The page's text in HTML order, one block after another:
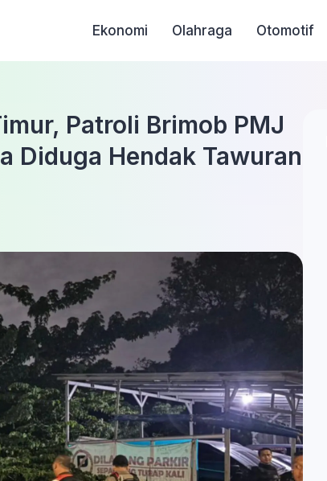
Ekonomi Olahraga Otomotif
Patroli Brimob PMJ
Diduga Hendak Tawuran